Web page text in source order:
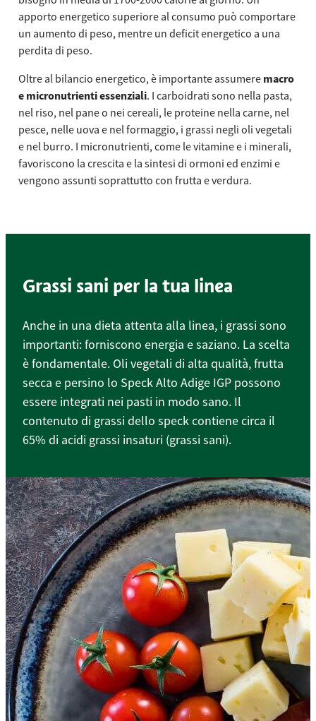
apporto energetico superiore al consumo può comportare
un aumento di peso, mentre un deficit energetico a una
perdita di peso.
Oltre al bilancio energetico, è importante assumere macro
e micronutrienti essenziali. I carboidrati sono nella pasta,
nel riso, nel pane o nei cereali, le proteine nella carne, nel
pesce, nelle uova e nel formaggio, i grassi negli oli vegetali
e nel burro. I micronutrienti, come le vitamine e i minerali,
favoriscono la crescita e la sintesi di ormoni ed enzimi e
vengono assunti soprattutto con frutta e verdura.
Grassi sani per la tua linea
Anche in una dieta attenta alla linea, i grassi sono
importanti: forniscono energia e saziano. La scelta
è fondamentale. Oli vegetali di alta qualità, frutta
secca e persino lo Speck Alto Adige IGP possono
essere integrati nei pasti in modo sano. Il
contenuto di grassi dello speck contiene circa il
65% di acidi grassi insaturi (grassi sani).